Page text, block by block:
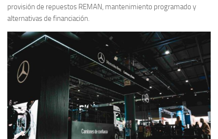
provisión de repuestos REMAN, mantenimiento programado y
alternativas de financiación.